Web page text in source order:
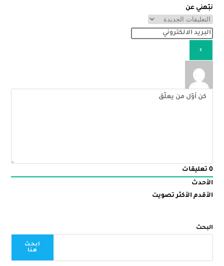
نبّهني عن
0 تعليقات
الأحدث
الأقدم الأكثر تصويت
البحث
ابحث
هنا